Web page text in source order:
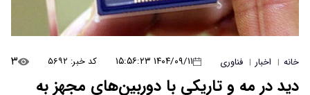
خانه | اخبار | فناوری ۱۴۰۴/۰۹/۱۱ ۱۵:۵۶:۲۳ کد خبر: ۵۶۹۲ ۳
دید در مه و تاریکی با دوربین‌های مجهز به